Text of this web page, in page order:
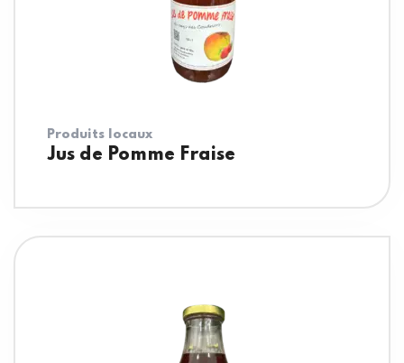
Produits locaux
Jus de Pomme Fraise